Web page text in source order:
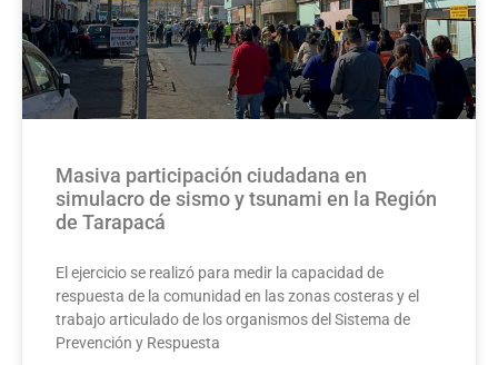
Masiva participación ciudadana en
simulacro de sismo y tsunami en la Región
de Tarapacá
El ejercicio se realizó para medir la capacidad de
respuesta de la comunidad en las zonas costeras y el
trabajo articulado de los organismos del Sistema de
Prevención y Respuesta